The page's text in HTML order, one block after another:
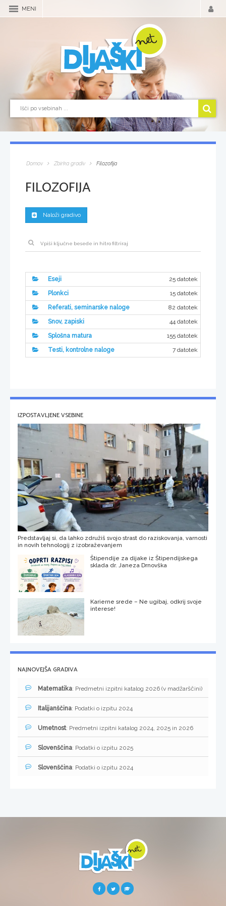
MENI
Domov Zbirka gradiv Filozofija
FILOZOFIJA
Naloži gradivo
Eseji 25 datotek
Plonkci 15 datotek
Referati, seminarske naloge 82 datotek
Snov, zapiski 44 datotek
Splošna matura 155 datotek
Testi, kontrolne naloge 7 datotek
IZPOSTAVLJENE VSEBINE
Predstavljaj si, da lahko združiš svojo strast do raziskovanja, varnosti
in novih tehnologij z izobraževanjem
Štipendije za dijake iz Štipendijskega
sklada dr. Janeza Drnovška
Karierne srede – Ne ugibaj, odkrij svoje
interese!
NAJNOVEJŠA GRADIVA
Matematika: Predmetni izpitni katalog 2026 (v madžarščini)
Italijanščina: Podatki o izpitu 2024
Umetnost: Predmetni izpitni katalog 2024, 2025 in 2026
Slovenščina: Podatki o izpitu 2025
Slovenščina: Podatki o izpitu 2024